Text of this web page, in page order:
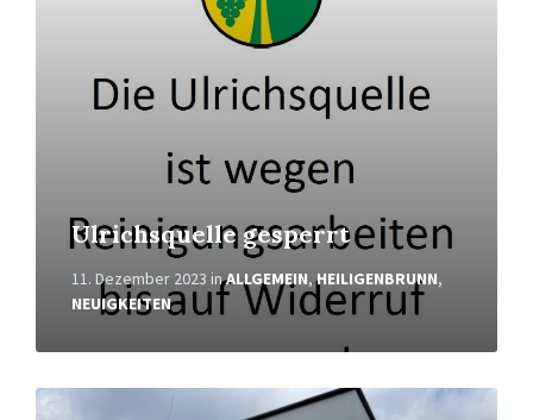
Ulrichsquelle gesperrt
11. Dezember 2023 inALLGEMEIN,HEILIGENBRUNN,
NEUIGKEITEN
Weiterlesen